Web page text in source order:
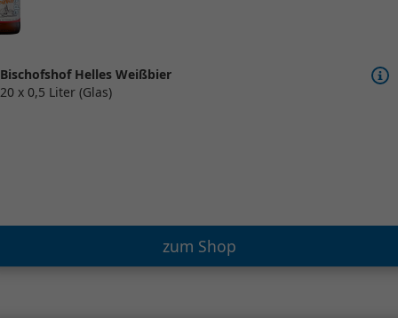
Bischofshof Helles Weißbier
20 x 0,5 Liter (Glas)
zum Shop